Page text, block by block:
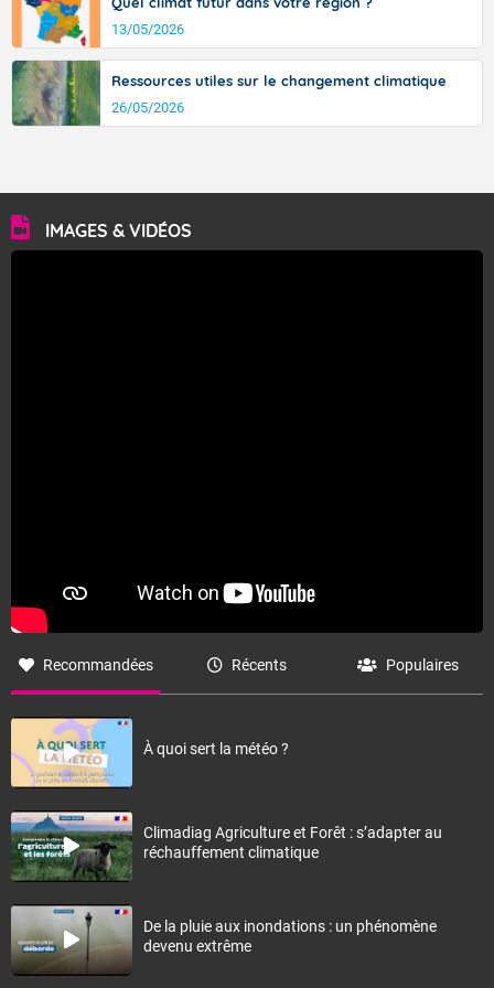
13/05/2026
Ressources utiles sur le changement climatique
26/05/2026
IMAGES & VIDÉOS
Recommandées Récents Populaires
À quoi sert la météo ?
Climadiag Agriculture et Forêt : s’adapter au
réchauffement climatique
De la pluie aux inondations : un phénomène
devenu extrême